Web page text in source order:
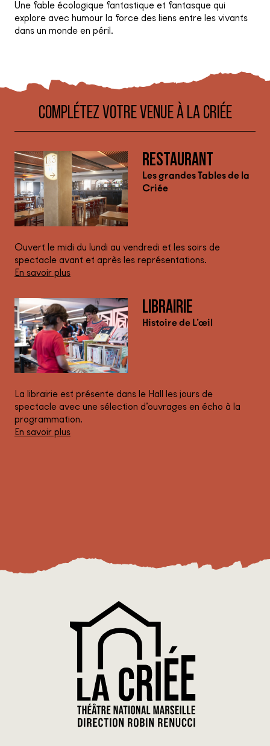
Une fable écologique fantastique et fantasque qui
explore avec humour la force des liens entre les vivants
dans un monde en péril.
COMPLÉTEZ VOTRE VENUE À LA CRIÉE
RESTAURANT
Les grandes Tables de la
Criée
Ouvert le midi du lundi au vendredi et les soirs de
spectacle avant et après les représentations.
En savoir plus
LIBRAIRIE
Histoire de L’œil
La librairie est présente dans le Hall les jours de
spectacle avec une sélection d’ouvrages en écho à la
programmation.
En savoir plus